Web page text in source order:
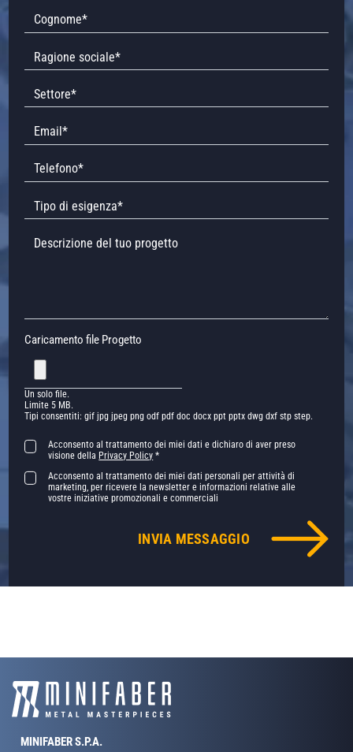
Caricamento file Progetto
Un solo file.
Limite 5 MB.
Tipi consentiti: gif jpg jpeg png odf pdf doc docx ppt pptx dwg dxf stp step.
Acconsento al trattamento dei miei dati e dichiaro di aver preso
visione della Privacy Policy *
Acconsento al trattamento dei miei dati personali per attività di
marketing, per ricevere la newsletter e informazioni relative alle
vostre iniziative promozionali e commerciali
MINIFABER S.P.A.